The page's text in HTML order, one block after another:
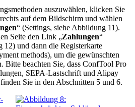
auszuwählen, klicken Sie
auf dem Bildschirm und wählen
“ (Settings, siehe Abbildung 11).
Seite den Link „Zahlungen“
12) und dann die Registerkarte
methods), um die gewünschten
Bitte beachten Sie, dass ConfTool Pro
SEPA-Lastschrift und Alipay
Sie in den Abschnitten 5 und 6.